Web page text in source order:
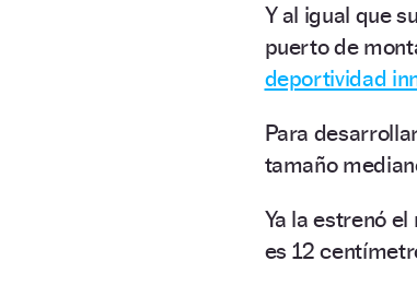
Y al igual que
puerto de
deportividad
Para
tamaño
Ya la estrenó
es 12